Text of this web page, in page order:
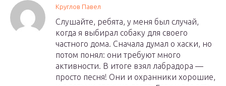
Круглов Павел
Слушайте, ребята, у меня был случай,
когда я выбирал собаку для своего
частного дома. Сначала думал о хаски, но
потом понял: они требуют много
активности. В итоге взял лабрадора —
просто песня! Они и охранники хорошие,